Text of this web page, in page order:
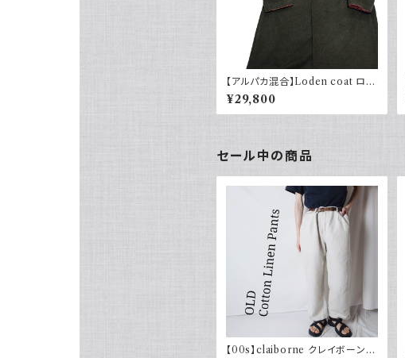
【アルパカ混合】Loden coat ロー
デンコート グリーン オーストリア
製 ロングコート ユーロヴィンテー
ジ ヨーロッパ古着 euro vintage
¥29,800
セール中の商品
【00s】claiborne クレイボーン リ